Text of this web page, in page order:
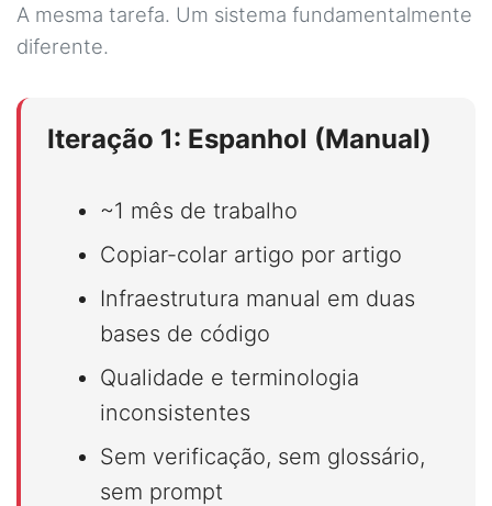
A mesma tarefa. Um sistema fundamentalmente
diferente.
Iteração 1: Espanhol (Manual)
~1 mês de trabalho
Copiar-colar artigo por artigo
Infraestrutura manual em duas
bases de código
Qualidade e terminologia
inconsistentes
Sem verificação, sem glossário,
sem prompt